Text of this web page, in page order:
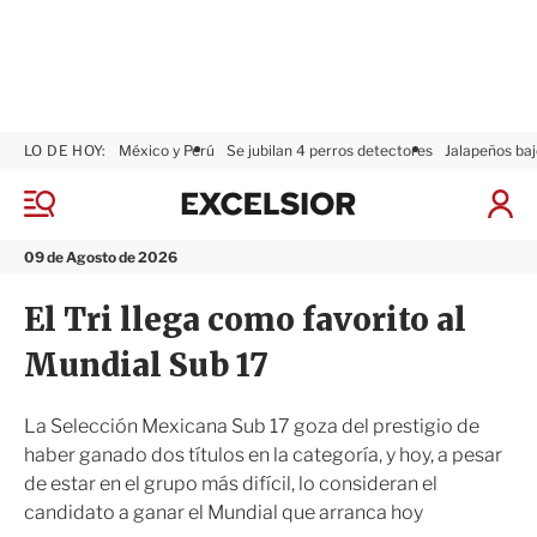
M
n
09 de Agosto de 2026
LO DE HOY: México y Perú Se jubilan 4 perros detectores Jalapeños
I
x
i
El Tri llega como favorito al
Mundial Sub 17
La Selección Mexicana Sub 17 goza del prestigio de
haber ganado dos títulos en la categoría, y hoy, a pesar
de estar en el grupo más difícil, lo consideran el
candidato a ganar el Mundial que arranca hoy